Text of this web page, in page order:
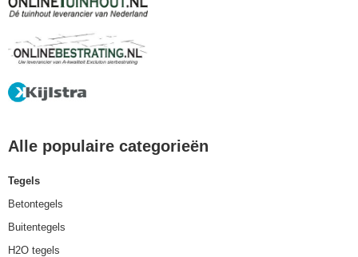
Alle populaire categorieën
Tegels
Betontegels
Buitentegels
H2O tegels